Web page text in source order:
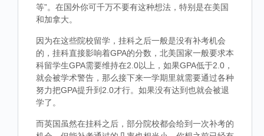
等”。在国外你可千万不要有这种想法，特别是在美国
和加拿大。
因为在这些院校留学，挂科之后一般是没有补考机会
的，挂科直接影响着GPA的分数，北美国家一般要求本
科留学生GPA需要维持在2.0以上，如果GPA低于2.0，
就会被学术警告，那么接下来一学期里就需要通过各种
努力把GPA提升到2.0才行。如果没有达到也就会被退
学了。
而英国虽然在挂科之后，部分院校都会给到一次补考的